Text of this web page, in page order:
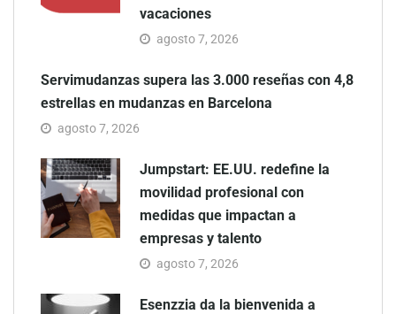
vacaciones
agosto 7, 2026
Servimudanzas supera las 3.000 reseñas con 4,8
estrellas en mudanzas en Barcelona
agosto 7, 2026
Jumpstart: EE.UU. redefine la
movilidad profesional con
medidas que impactan a
empresas y talento
agosto 7, 2026
Esenzzia da la bienvenida a